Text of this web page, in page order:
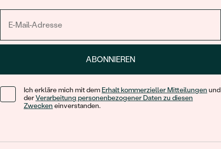
ABONNIEREN
Ich erkläre mich mit dem Erhalt kommerzieller Mitteilungen und
derVerarbeitung personenbezogener Daten zu diesen
Zwecken einverstanden.